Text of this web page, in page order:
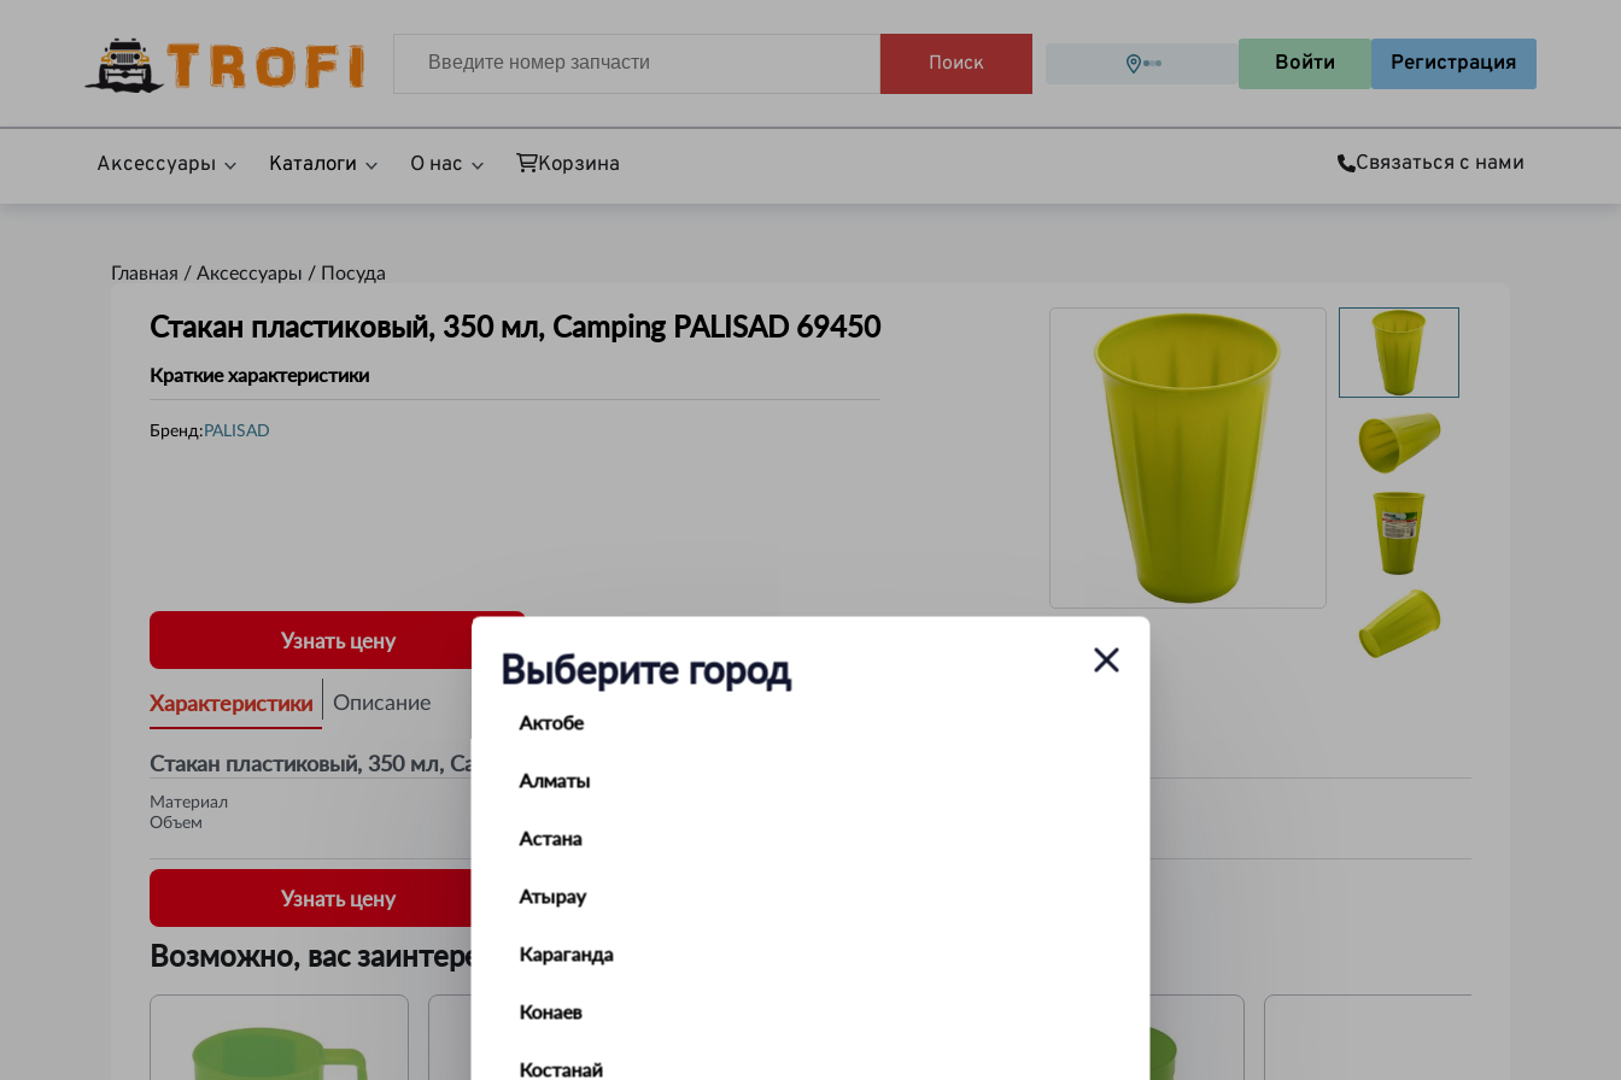
Поиск
Выберите город
Актобе
Алматы
Астана
Атырау
Караганда
Конаев
Костанай
Войти Регистрация
Аксессуары Каталоги О нас Корзина Связаться с нами
Главная / Аксессуары / Посуда
Стакан пластиковый, 350 мл, Camping PALISAD 69450
Краткие характеристики
Бренд: PALISAD
Узнать цену
Характеристики Описание
Стакан пластиковый, 350 мл, Camping PALISAD 69450
Материал
Объем
Узнать цену
Возможно, вас заинтересует